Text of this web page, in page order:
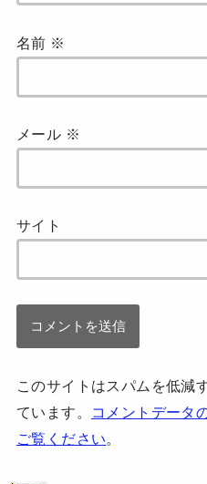
名前 ※
メール ※
サイト
このサイトはスパムを低減
ています。
コメントデータ
ご覧ください。